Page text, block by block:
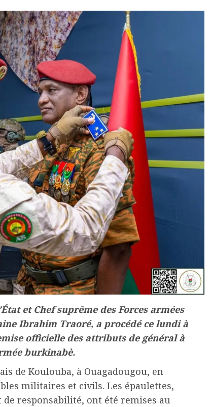
et Chef suprême des Forces armées
Ibrahim Traoré, a procédé ce lundi à
officielle des attributs de général à
burkinabè.
de Koulouba, à Ouagadougou, en
militaires et civils. Les épaulettes,
responsabilité, ont été remises au